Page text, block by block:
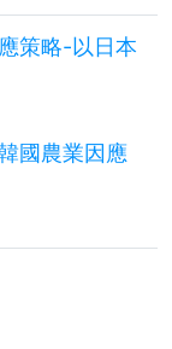
策略-以日本
國農業因應